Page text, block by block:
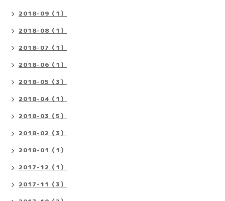
2018-09（1）
2018-08（1）
2018-07（1）
2018-06（1）
2018-05（3）
2018-04（1）
2018-03（5）
2018-02（3）
2018-01（1）
2017-12（1）
2017-11（3）